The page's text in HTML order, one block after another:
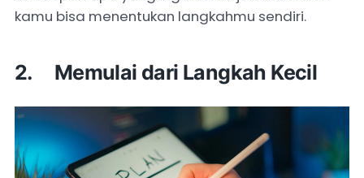
kamu bisa menentukan langkahmu sendiri.
2. Memulai dari Langkah Kecil